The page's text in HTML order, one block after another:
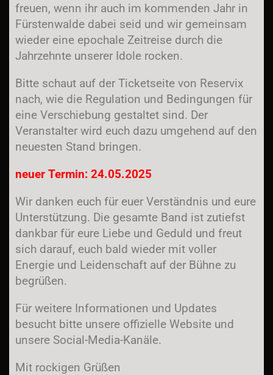
freuen, wenn ihr auch im kommenden Jahr in
Fürstenwalde dabei seid und wir gemeinsam
wieder eine epochale Zeitreise durch die
Jahrzehnte unserer Idole rocken.
Bitte schaut auf der Ticketseite von Reservix
nach, wie die Regulation und Bedingungen für
eine Verschiebung gestaltet sind. Der
Veranstalter wird euch dazu umgehend auf den
neuesten Stand bringen.
neuer Termin: 24.05.2025
Wir danken euch für euer Verständnis und eure
Unterstützung. Die gesamte Band ist zutiefst
dankbar für eure Liebe und Geduld und freut
sich darauf, euch bald wieder mit voller
Energie und Leidenschaft auf der Bühne zu
begrüßen.
Für weitere Informationen und Updates
besucht bitte unsere offizielle Website und
unsere Social-Media-Kanäle.
Mit rockigen Grüßen